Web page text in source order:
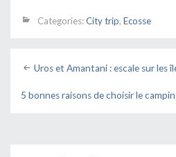
Categories:City trip, Ecosse
Post
navigation
Uros et Amantani : escale sur les
5 bonnes raisons de choisir le